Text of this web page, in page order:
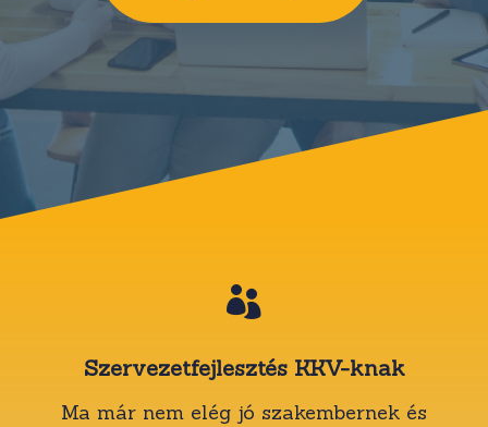

Szervezetfejlesztés KKV-knak
Ma már nem elég jó szakembernek és